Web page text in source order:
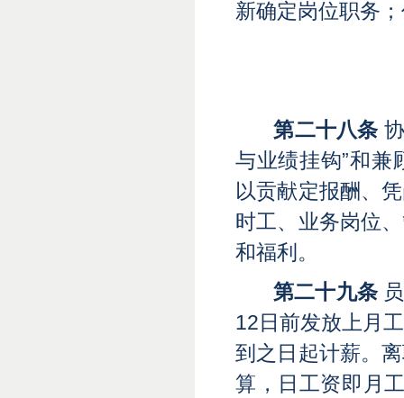
新确定岗位职务
第二十八条
与业绩挂钩”和兼
以贡献定报酬、
时工、业务岗位
和福利。
第二十九条
12日前发放上月
到之日起计薪。
算，日工资即月